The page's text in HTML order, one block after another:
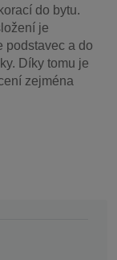
do bytu.
je
podstavec a do
Díky tomu je
zejména